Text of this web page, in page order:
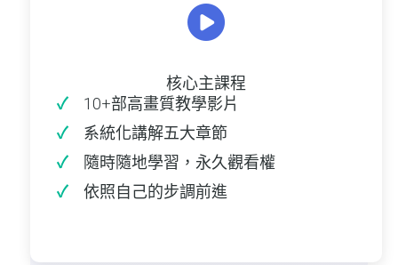
核心主課程
10+部高畫質教學影片
系統化講解五大章節
隨時隨地學習，永久觀看權
依照自己的步調前進